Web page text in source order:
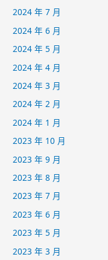
2024 年 7 月
2024 年 6 月
2024 年 5 月
2024 年 4 月
2024 年 3 月
2024 年 2 月
2024 年 1 月
2023 年 10 月
2023 年 9 月
2023 年 8 月
2023 年 7 月
2023 年 6 月
2023 年 5 月
2023 年 3 月